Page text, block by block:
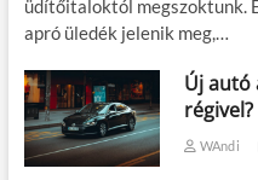
üdítőitaloktól megszoktunk.
apró üledék jelenik meg,…
Új autó
régivel?
WAndi